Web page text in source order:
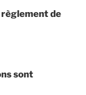
de
sont